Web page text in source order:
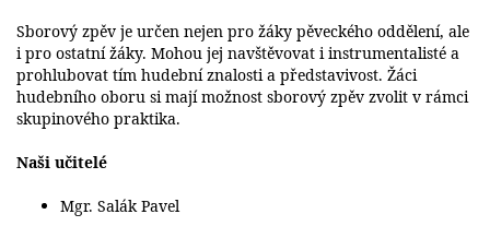
Sborový zpěv je určen nejen pro žáky pěveckého oddělení, ale
i pro ostatní žáky. Mohou jej navštěvovat i instrumentalisté a
prohlubovat tím hudební znalosti a představivost. Žáci
hudebního oboru si mají možnost sborový zpěv zvolit v rámci
skupinového praktika.
Naši učitelé
Mgr. Salák Pavel